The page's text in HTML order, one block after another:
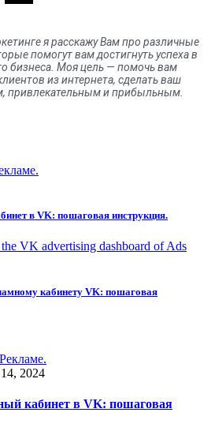
я расскажу Вам про различные
помогут вам достигнуть успеха в
бизнеса. Моя цель — помочь вам
изинтернета, сделать ваш
привлекательным и прибыльным.
в VK: пошаговая инструкция.
кабинету VK: пошаговая
2024
кабинет в VK: пошаговая